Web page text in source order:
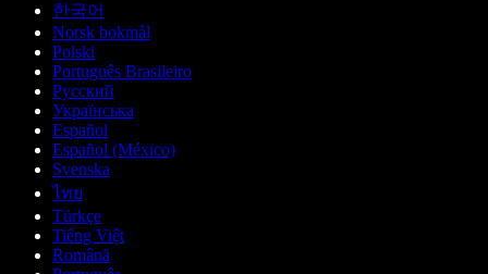
한국어
Norsk bokmål
Polski
Português Brasileiro
Русский
Українська
Español
Español (México)
Svenska
ไทย
Türkçe
Tiếng Việt
Română